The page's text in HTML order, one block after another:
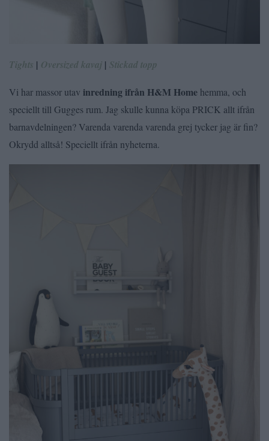
Tights | Oversized kavaj | Stickad topp
Vi har massor utav inredning ifrån H&M Home hemma, och
speciellt till Gugges rum. Jag skulle kunna köpa PRICK allt ifrån
barnavdelningen? Varenda varenda varenda grej tycker jag är fin?
Okrydd alltså! Speciellt ifrån nyheterna.